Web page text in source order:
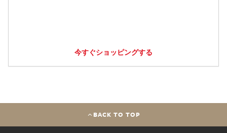
今すぐショッピングする
BACK TO TOP